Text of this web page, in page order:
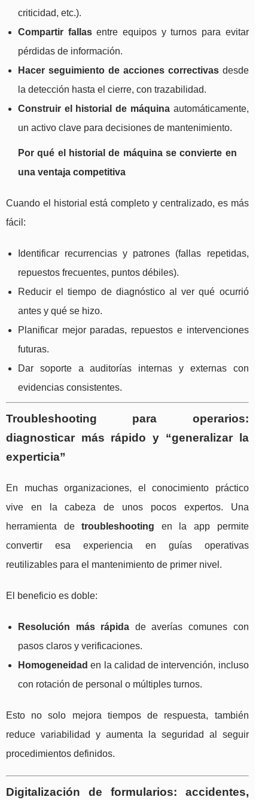
criticidad, etc.).
Compartir fallasentre equipos y turnos para evitar
pérdidas de información.
Hacer seguimiento de acciones correctivasdesde
la detección hasta el cierre, con trazabilidad.
Construir el historial de máquinaautomáticamente,
un activo clave para decisiones de mantenimiento.
Por qué el historial de máquina se convierte en
una ventaja competitiva
Cuando el historial está completo y centralizado, es más
fácil:
Identificar recurrencias y patrones (fallas repetidas,
repuestos frecuentes, puntos débiles).
Reducir el tiempo de diagnóstico al ver qué ocurrió
antes y qué se hizo.
Planificar mejor paradas, repuestos e intervenciones
futuras.
Dar soporte a auditorías internas y externas con
evidencias consistentes.
Troubleshooting para operarios:
diagnosticar más rápido y “generalizar la
experticia”
En muchas organizaciones, el conocimiento práctico
vive en la cabeza de unos pocos expertos. Una
herramienta detroubleshooting en la app permite
convertir esa experiencia en guías operativas
reutilizables para el mantenimiento de primer nivel.
El beneficio es doble:
Resolución más rápida de averías comunes con
pasos claros y verificaciones.
Homogeneidad en la calidad de intervención, incluso
con rotación de personal o múltiples turnos.
Esto no solo mejora tiempos de respuesta, también
reduce variabilidad y aumenta la seguridad al seguir
procedimientos definidos.
Digitalización de formularios: accidentes,